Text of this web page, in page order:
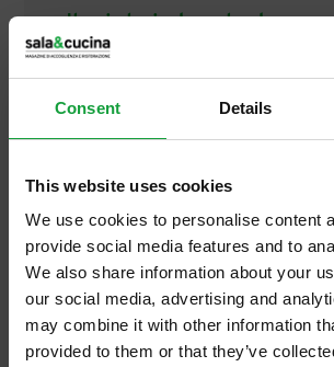
Consent Details
This website uses cookies
We use cookies to personalise content
provide social media features and to
We also share information about your
our social media, advertising and
may combine it with other information
provided to them or that they’ve
Il miele in tavola: tra
conoscenza e maggior
sensibilizzazione
ingrediente ricercato, ma ci sono